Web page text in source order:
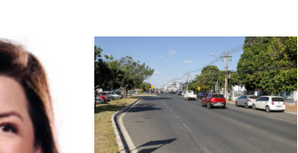
e
r
e
s
a
m
e
n
g
e
e
d
I
n